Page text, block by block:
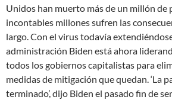
Unidos han muerto más de un millón de
incontables millones sufren las
largo. Con el virus todavía
administración Biden está ahora
todos los gobiernos capitalistas para
medidas de mitigación que quedan. ‘La
terminado’, dijo Biden el pasado fin de